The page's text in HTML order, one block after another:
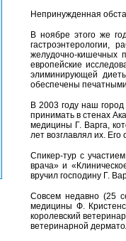
Непринужденная
В ноябре этого же
гастроэнтерологии,
желудочно-кишечных
европейские
элиминирующей
обеспечены
В 2003 году наш
принимать в стенах
медицины Г. Варга,
лет возглавлял их.
Спикер-тур с
врача» и
вручил господину Г.
Совсем недавно (25
медицины Ф.
королевский
ветеринарной